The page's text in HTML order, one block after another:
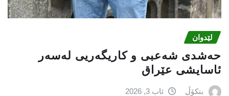
لێدوان
حەشدی شەعبی و کاریگەریی لەسەر
ئاسایشی عێراق
بنکۆڵ ئاب 3, 2026